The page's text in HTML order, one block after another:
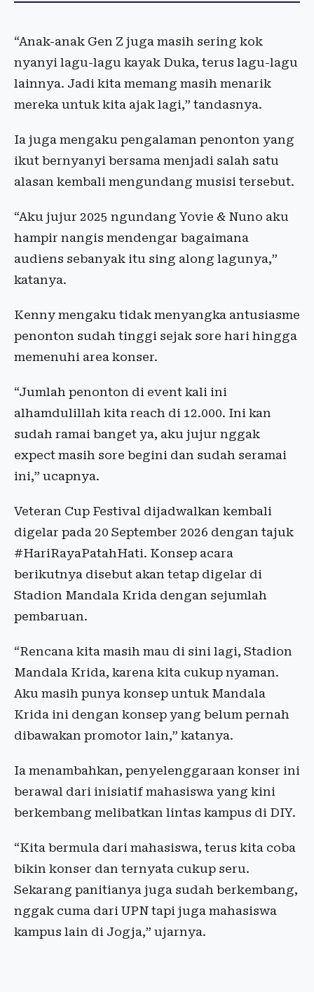
“Anak-anak Gen Z juga masih sering kok
nyanyi lagu-lagu kayak Duka, terus lagu-lagu
lainnya. Jadi kita memang masih menarik
mereka untuk kita ajak lagi,” tandasnya.
Ia juga mengaku pengalaman penonton yang
ikut bernyanyi bersama menjadi salah satu
alasan kembali mengundang musisi tersebut.
“Aku jujur 2025 ngundang Yovie & Nuno aku
hampir nangis mendengar bagaimana
audiens sebanyak itu sing along lagunya,”
katanya.
Kenny mengaku tidak menyangka antusiasme
penonton sudah tinggi sejak sore hari hingga
memenuhi area konser.
“Jumlah penonton di event kali ini
alhamdulillah kita reach di 12.000. Ini kan
sudah ramai banget ya, aku jujur nggak
expect masih sore begini dan sudah seramai
ini,” ucapnya.
Veteran Cup Festival dijadwalkan kembali
digelar pada 20 September 2026 dengan tajuk
#HariRayaPatahHati. Konsep acara
berikutnya disebut akan tetap digelar di
Stadion Mandala Krida dengan sejumlah
pembaruan.
“Rencana kita masih mau di sini lagi, Stadion
Mandala Krida, karena kita cukup nyaman.
Aku masih punya konsep untuk Mandala
Krida ini dengan konsep yang belum pernah
dibawakan promotor lain,” katanya.
Ia menambahkan, penyelenggaraan konser ini
berawal dari inisiatif mahasiswa yang kini
berkembang melibatkan lintas kampus di DIY.
“Kita bermula dari mahasiswa, terus kita coba
bikin konser dan ternyata cukup seru.
Sekarang panitianya juga sudah berkembang,
nggak cuma dari UPN tapi juga mahasiswa
kampus lain di Jogja,” ujarnya.